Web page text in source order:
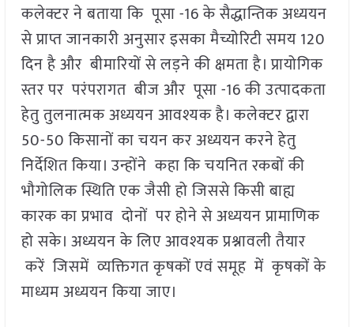
कलेक्टर ने बताया कि पूसा -16 के सैद्धान्तिक अध्ययन
से प्राप्त जानकारी अनुसार इसका मैच्योरिटी समय 120
दिन है और बीमारियों से लड़ने की क्षमता है। प्रायोगिक
स्तर पर परंपरागत बीज और पूसा -16 की उत्पादकता
हेतु तुलनात्मक अध्ययन आवश्यक है। कलेक्टर द्वारा
50-50 किसानों का चयन कर अध्ययन करने हेतु
निर्देशित किया। उन्होंने कहा कि चयनित रकबों की
भौगोलिक स्थिति एक जैसी हो जिससे किसी बाह्य
कारक का प्रभाव दोनों पर होने से अध्ययन प्रामाणिक
हो सके। अध्ययन के लिए आवश्यक प्रश्नावली तैयार
करें जिसमें व्यक्तिगत कृषकों एवं समूह में कृषकों के
माध्यम अध्ययन किया जाए।